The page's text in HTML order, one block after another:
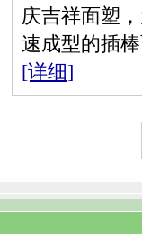
庆吉祥面塑
速成型的插
[详细]